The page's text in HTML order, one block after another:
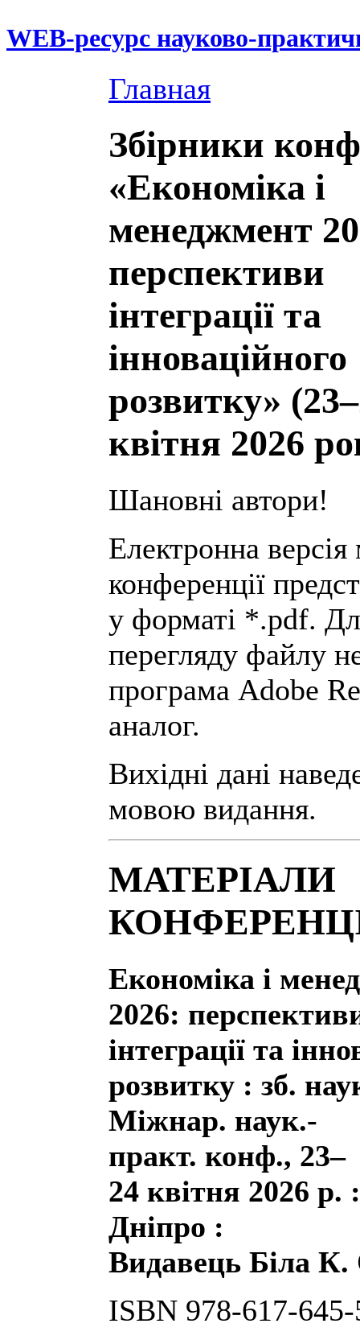
WEB-ресурс науково-
Главная
Збірники
«Економіка і
менеджмент
перспективи
інтеграції та
інноваційного
розвитку»
квітня 2026
Шановні автори!
Електронна версія
конференції
у форматі *.pdf.
перегляду файлу
програма Adobe
аналог.
Вихідні дані
мовою видання.
МАТЕРІАЛИ
Економіка і
2026:
інтеграції та
розвитку : зб.
Міжнар. наук.-
практ. конф., 23–
24 квітня 2026 р.
Дніпро :
Видавець Біла К.
ISBN 978-617-